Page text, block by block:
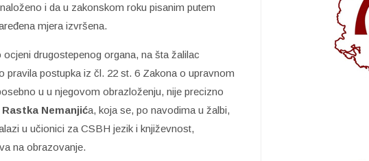
i da u zakonskom roku pisanim putem
mjera izvršena.
drugostepenog organa, na šta žalilac
postupka iz čl. 22 st. 6 Zakona o upravnom
u u njegovom obrazloženju, nije precizno
Rastka Nemanjića, koja se, po navodima u žalbi,
u učionici za CSBH jezik i književnost,
na obrazovanje.